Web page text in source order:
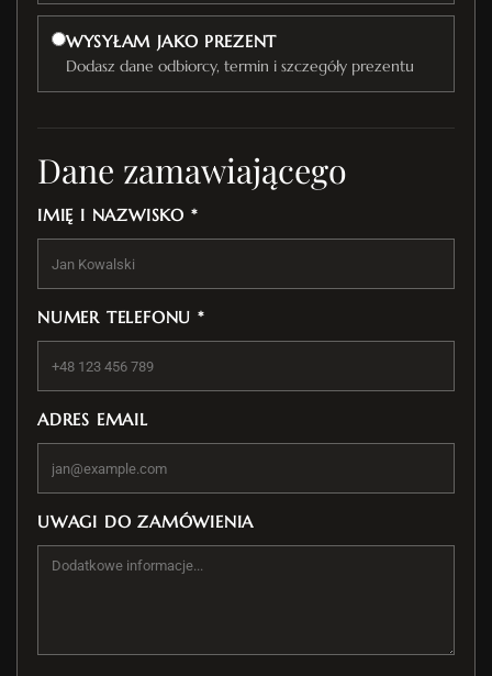
WYSYŁAM JAKO PREZENT
Dodasz dane odbiorcy, termin i szczegóły prezentu
Dane zamawiającego
IMIĘ I NAZWISKO *
NUMER TELEFONU *
ADRES EMAIL
UWAGI DO ZAMÓWIENIA